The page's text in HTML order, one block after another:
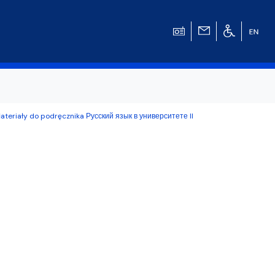
do podręcznika Русский язык в университете II